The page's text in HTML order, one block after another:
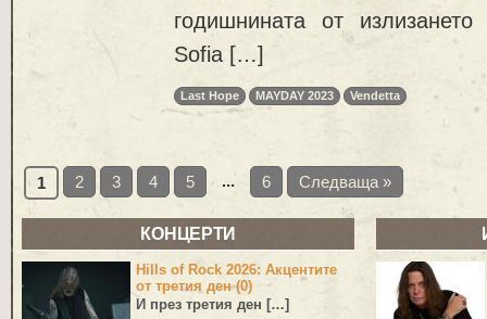
годишнината от
Sofia […]
Last Hope MAYDAY 2023 Vendetta
1 2 3 4 5 ... 6 Следваща »
КОНЦЕРТИ
Hills of Rock 2026: Акцентите
от третия ден (0)
И през третия ден […]